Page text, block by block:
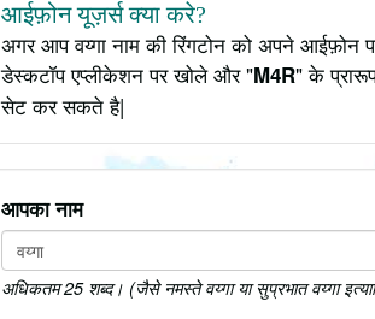
आईफ़ोन यूज़र्स क्या करे?
अगर आप वय्गा नाम की रिंगटोन को अपने
डेस्कटॉप एप्लीकेशन पर खोले और "M4R" के
सेट कर सकते है|
आपका नाम
अधिकतम 25 शब्द। (जैसे नमस्ते वय्गा या सुप्रभात वय्गा